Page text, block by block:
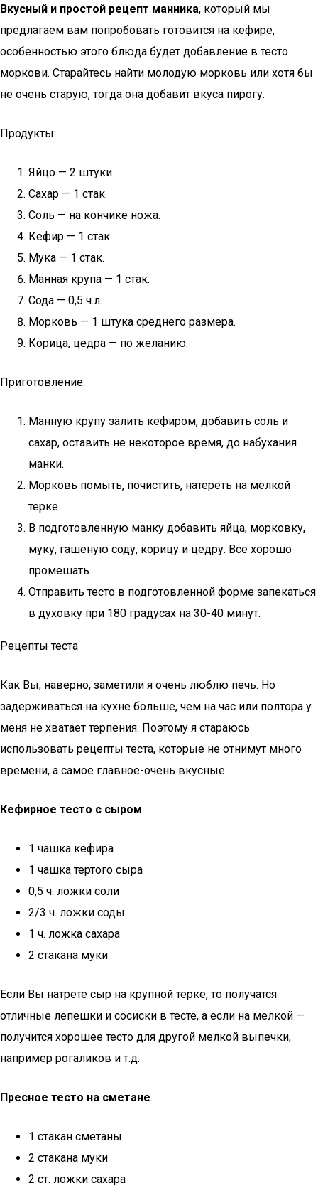
Вкусный и простой рецепт манника, который мы
предлагаем вам попробовать готовится на кефире,
особенностью этого блюда будет добавление в тесто
моркови. Старайтесь найти молодую морковь или хотя бы
не очень старую, тогда она добавит вкуса пирогу.
Продукты:
Яйцо — 2 штуки
Сахар — 1 стак.
Соль — на кончике ножа.
Кефир — 1 стак.
Мука — 1 стак.
Манная крупа — 1 стак.
Сода — 0,5 ч.л.
Морковь — 1 штука среднего размера.
Корица, цедра — по желанию.
Приготовление:
Манную крупу залить кефиром, добавить соль и
сахар, оставить не некоторое время, до набухания
манки.
Морковь помыть, почистить, натереть на мелкой
терке.
В подготовленную манку добавить яйца, морковку,
муку, гашеную соду, корицу и цедру. Все хорошо
промешать.
Отправить тесто в подготовленной форме запекаться
в духовку при 180 градусах на 30-40 минут.
Рецепты теста
Как Вы, наверно, заметили я очень люблю печь. Но
задерживаться на кухне больше, чем на час или полтора у
меня не хватает терпения. Поэтому я стараюсь
использовать рецепты теста, которые не отнимут много
времени, а самое главное-очень вкусные.
Кефирное тесто с сыром
1 чашка кефира
1 чашка тертого сыра
0,5 ч. ложки соли
2/3 ч. ложки соды
1 ч. ложка сахара
2 стакана муки
Если Вы натрете сыр на крупной терке, то получатся
отличные лепешки и cосиски в тесте, а если на мелкой —
получится хорошее тесто для другой мелкой выпечки,
например рогаликов и т.д.
Пресное тесто на сметане
1 стакан сметаны
2 стакана муки
2 ст. ложки сахара